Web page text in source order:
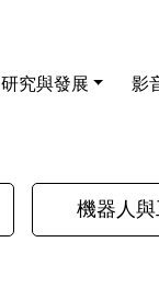
研究與發展 影
機器人